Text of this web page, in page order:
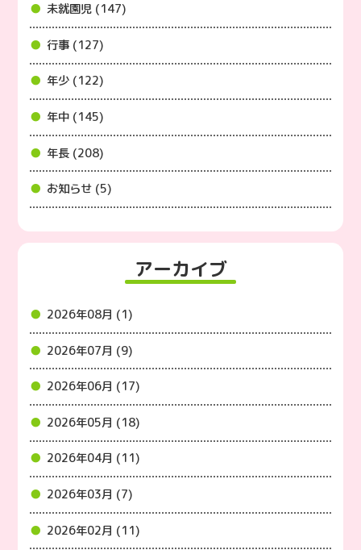
未就園児 (147)
行事 (127)
年少 (122)
年中 (145)
年長 (208)
お知らせ (5)
アーカイブ
2026年08月 (1)
2026年07月 (9)
2026年06月 (17)
2026年05月 (18)
2026年04月 (11)
2026年03月 (7)
2026年02月 (11)